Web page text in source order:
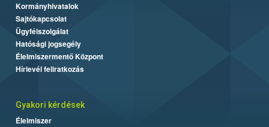
Kormányhivatalok
Sajtókapcsolat
Ügyfélszolgálat
Hatósági jogsegély
Élelmiszermentő Központ
Hírlevél feliratkozás
Gyakori kérdések
Élelmiszer